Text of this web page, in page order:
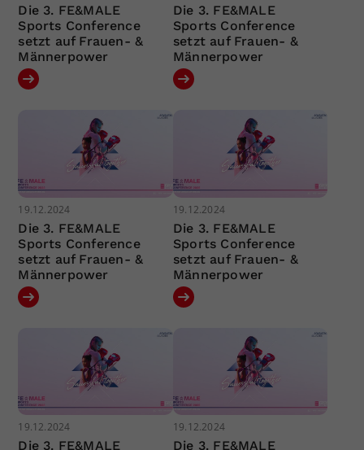
Die 3. FE&MALE
Sports Conference
setzt auf Frauen- &
Männerpower
Die 3. FE&MALE
Sports Conference
setzt auf Frauen- &
Männerpower
19.12.2024
Die 3. FE&MALE
Sports Conference
setzt auf Frauen- &
Männerpower
19.12.2024
Die 3. FE&MALE
Sports Conference
setzt auf Frauen- &
Männerpower
19.12.2024
Die 3. FE&MALE
19.12.2024
Die 3. FE&MALE